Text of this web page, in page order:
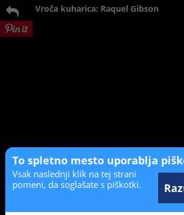
Vroča kuharica: Raquel Gibson
To spletno mesto uporablja
Vsak naslednji klik na tej strani
pomeni, da soglašate s piškotki.